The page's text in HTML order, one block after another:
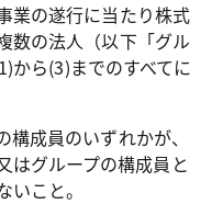
業の遂行に当たり株式
数の法人（以下「グル
から(3)までのすべてに
構成員のいずれかが、
はグループの構成員と
いこと。